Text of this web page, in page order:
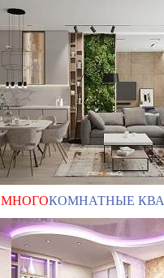
МНОГОКОМНАТНЫЕ